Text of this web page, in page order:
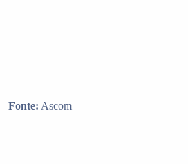
Fonte: Ascom